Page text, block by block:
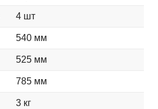
4 шт
540 мм
525 мм
785 мм
3 кг